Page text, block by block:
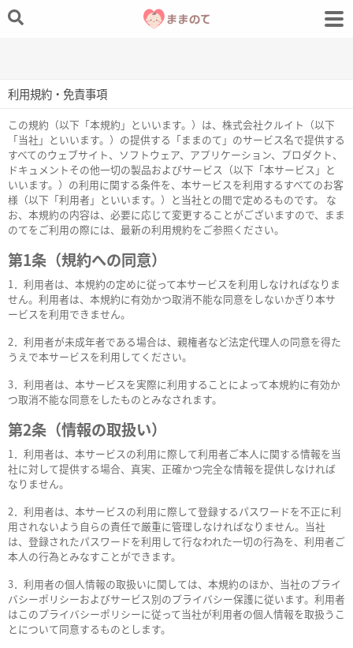
利用規約・免責事項
この規約（以下「本規約」といいます。）は、株式会社クルイト（以下
「当社」といいます。）の提供する「ままのて」のサービス名で提供する
すべてのウェブサイト、ソフトウェア、アプリケーション、プロダクト、
ドキュメントその他一切の製品およびサービス（以下「本サービス」と
いいます。）の利用に関する条件を、本サービスを利用するすべてのお客
様（以下「利用者」といいます。）と当社との間で定めるものです。 な
お、本規約の内容は、必要に応じて変更することがございますので、まま
のてをご利用の際には、最新の利用規約をご参照ください。
第1条（規約への同意）
1．利用者は、本規約の定めに従って本サービスを利用しなければなりま
せん。利用者は、本規約に有効かつ取消不能な同意をしないかぎり本サ
ービスを利用できません。
2．利用者が未成年者である場合は、親権者など法定代理人の同意を得た
うえで本サービスを利用してください。
3．利用者は、本サービスを実際に利用することによって本規約に有効か
つ取消不能な同意をしたものとみなされます。
第2条（情報の取扱い）
1．利用者は、本サービスの利用に際して利用者ご本人に関する情報を当
社に対して提供する場合、真実、正確かつ完全な情報を提供しなければ
なりません。
2．利用者は、本サービスの利用に際して登録するパスワードを不正に利
用されないよう自らの責任で厳重に管理しなければなりません。当社
は、登録されたパスワードを利用して行なわれた一切の行為を、利用者ご
本人の行為とみなすことができます。
3．利用者の個人情報の取扱いに関しては、本規約のほか、当社のプライ
バシーポリシーおよびサービス別のプライバシー保護に従います。利用者
はこのプライバシーポリシーに従って当社が利用者の個人情報を取扱うこ
とについて同意するものとします。